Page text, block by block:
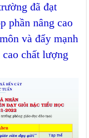
đã đạt
phần nâng cao
và đẩy mạnh
chất lượng